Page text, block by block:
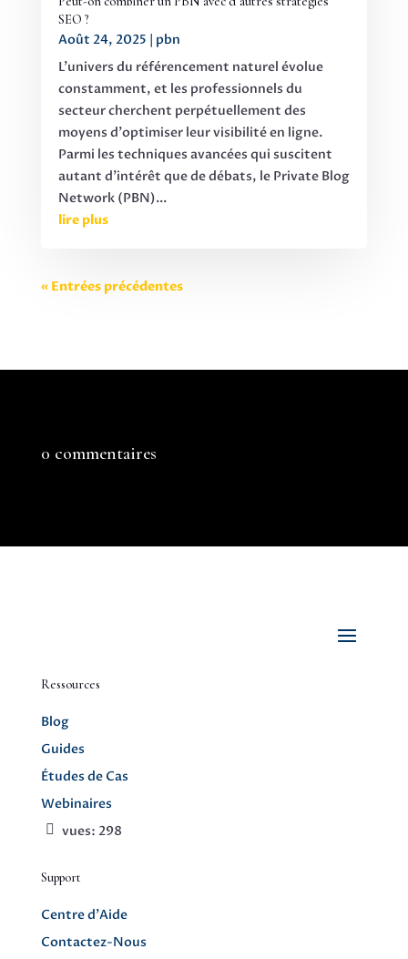
SEO ?
Août 24, 2025 | pbn
L'univers du référencement naturel évolue
constamment, et les professionnels du
secteur cherchent perpétuellement des
moyens d'optimiser leur visibilité en ligne.
Parmi les techniques avancées qui suscitent
autant d'intérêt que de débats, le Private Blog
Network (PBN)...
lire plus
« Entrées précédentes
0 commentaires
Ressources
Blog
Guides
Études de Cas
Webinaires
vues: 298
Support
Centre d’Aide
Contactez-Nous